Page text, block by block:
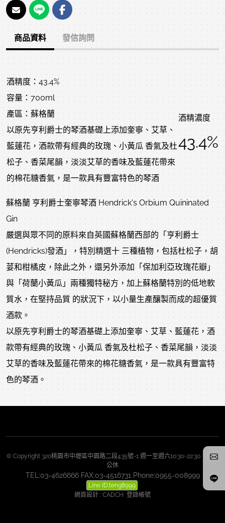
商品資料 發信詢問
酒精度：43.4%
容量：700ml
產區：蘇格蘭
以原先亨利爵士的琴酒基礎上添加奎寧、艾草、
藍蓮花，酒款帶有經典的玫瑰、小黃瓜 香氣及杜
松子、香菜尾韻，淡淡艾草的香味及藍蓮花帶來
的棉花糖香氣，是一款具有豐富特色的琴酒
酒精濃度
43.4%
蘇格蘭 亨利爵士奎寧琴酒 Hendrick's Orbium Quininated
Gin
嚴選與眾不同的原料來自英國蘇格蘭西部的「亨利爵士
(Hendricks)發酒」，特別精選十 三種植物，包括杜松子，胡
荽和柑橘皮，除此之外，還另外添加「保加利亞玫瑰花瓣」
與「荷蘭小黃瓜」兩種獨特秘方，加上蘇格蘭特別的低地軟
質水，在堅持品質 的狀況下，以小量生產釀製而成的超優質
酒款。
以原先亨利爵士的琴酒基礎上添加奎寧、艾草、藍蓮花，酒
款帶有經典的玫瑰、小黃瓜 香氣及杜松子、香菜尾韻，淡淡
艾草的香味及藍蓮花帶來的棉花糖香氣，是一款具有豐富特
色的琴酒。
© Copyright 320桃園市中壢區中園路二段435號-1 週一至週六10:30~22:30 週日
公休
TEL:03-4626666 FAX:03-4516731 Phone:0955-008999
Line ID:teng8999
網頁設計 : CADCH 登錄帳號